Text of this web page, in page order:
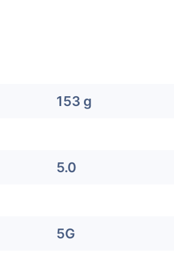
153 g
5.0
5G